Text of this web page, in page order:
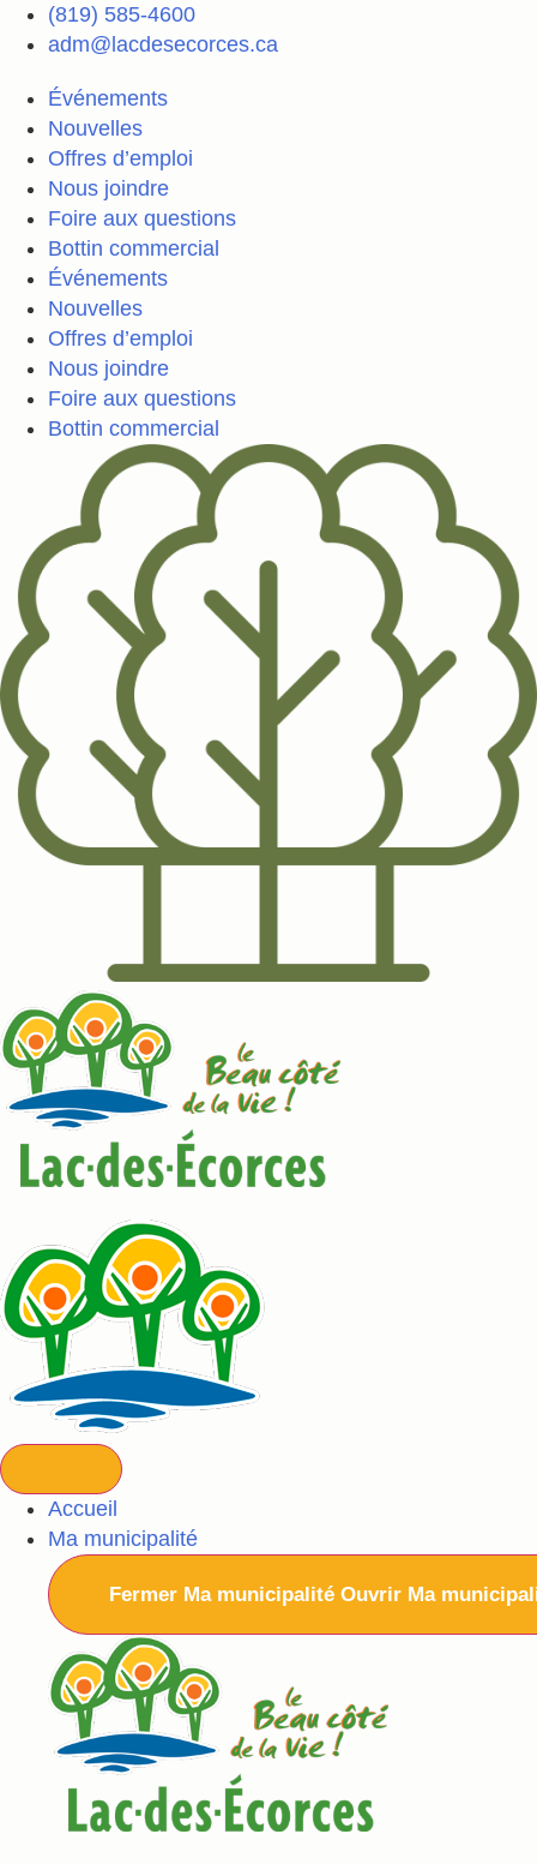
Aller
(819) 585-4600
adm@lacdesecorces.ca
Événements
Nouvelles
Offres d’emploi
Nous joindre
Foire aux questions
Bottin commercial
Événements
Nouvelles
Offres d’emploi
Nous joindre
Foire aux questions
Bottin commercial
Accueil
Ma municipalité
Fermer Ma municipalité Ouvrir Ma